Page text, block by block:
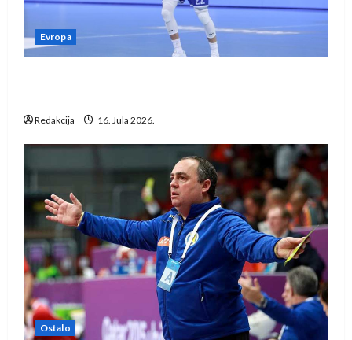
Evropa
Redakcija 16. Jula 2026.
Ostalo